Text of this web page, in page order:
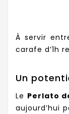
À servir
carafe d’1h
Un
Le Perlato
aujourd’hui